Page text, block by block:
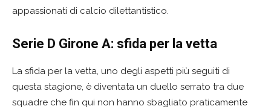
appassionati di calcio dilettantistico.
Serie D Girone A: sfida per la vetta
La sfida per la vetta, uno degli aspetti più seguiti di
questa stagione, è diventata un duello serrato tra due
squadre che fin qui non hanno sbagliato praticamente